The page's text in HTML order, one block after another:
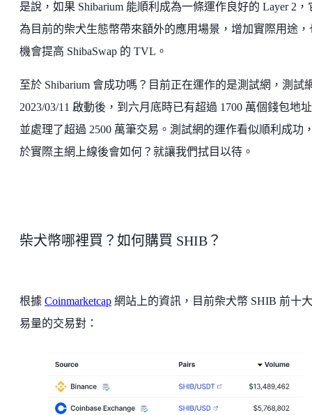
是說，如果 Shibarium 能順利成為一條運作良好的 Layer 2，
為目前的柴犬生態幣帶來額外的應用場景，增加實際用途，
機會提高 ShibaSwap 的 TVL。
至於 Shibarium 會成功嗎？目前正在運作的是測試網，測試
2023/03/11 啟動後，到六月底時已有超過 1700 萬個錢包地
並處理了超過 2500 萬筆交易。測試網的運作看似順利成功
於實際主網上線後會如何？就讓我們拭目以待。
柴犬幣哪裡買？如何購買 SHIB？
根據 Coinmarketcap 網站上的資訊，目前柴犬幣 SHIB 前十
易量的交易對：